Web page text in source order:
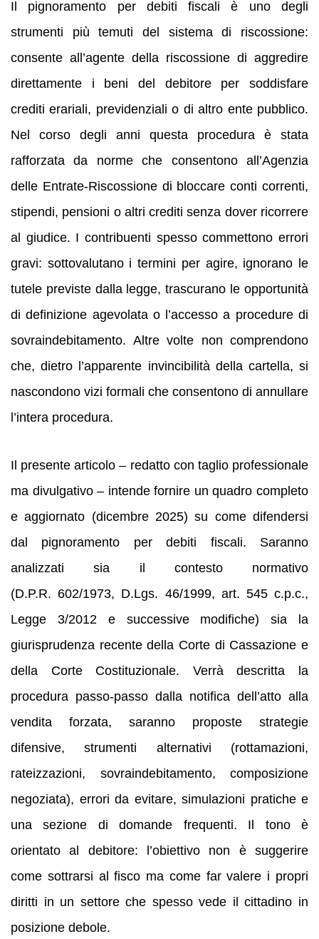
Il pignoramento per debiti fiscali è uno degli
strumenti più temuti del sistema di riscossione:
consente all’agente della riscossione di aggredire
direttamente i beni del debitore per soddisfare
crediti erariali, previdenziali o di altro ente pubblico.
Nel corso degli anni questa procedura è stata
rafforzata da norme che consentono all’Agenzia
delle Entrate‑Riscossione di bloccare conti correnti,
stipendi, pensioni o altri crediti senza dover ricorrere
al giudice. I contribuenti spesso commettono errori
gravi: sottovalutano i termini per agire, ignorano le
tutele previste dalla legge, trascurano le opportunità
di definizione agevolata o l’accesso a procedure di
sovraindebitamento. Altre volte non comprendono
che, dietro l’apparente invincibilità della cartella, si
nascondono vizi formali che consentono di annullare
l’intera procedura.
Il presente articolo – redatto con taglio professionale
ma divulgativo – intende fornire un quadro completo
e aggiornato (dicembre 2025) su come difendersi
dal pignoramento per debiti fiscali. Saranno
analizzati sia il contesto normativo
(D.P.R. 602/1973, D.Lgs. 46/1999, art. 545 c.p.c.,
Legge 3/2012 e successive modifiche) sia la
giurisprudenza recente della Corte di Cassazione e
della Corte Costituzionale. Verrà descritta la
procedura passo‑passo dalla notifica dell’atto alla
vendita forzata, saranno proposte strategie
difensive, strumenti alternativi (rottamazioni,
rateizzazioni, sovraindebitamento, composizione
negoziata), errori da evitare, simulazioni pratiche e
una sezione di domande frequenti. Il tono è
orientato al debitore: l’obiettivo non è suggerire
come sottrarsi al fisco ma come far valere i propri
diritti in un settore che spesso vede il cittadino in
posizione debole.